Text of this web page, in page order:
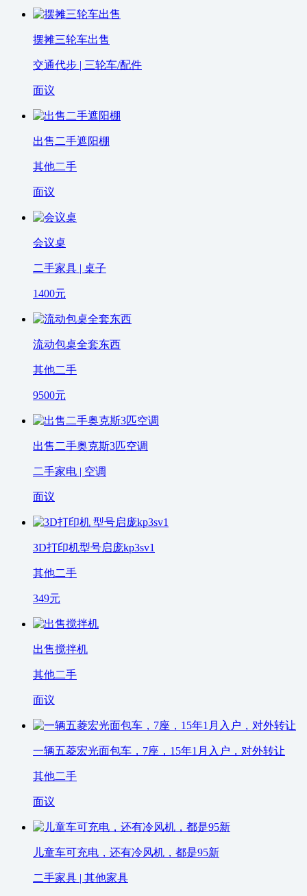
摆摊三轮车出售
交通代步 | 三轮车/配件
面议
出售二手遮阳棚
其他二手
面议
会议桌
二手家具 | 桌子
1400元
流动包桌全套东西
其他二手
9500元
出售二手奥克斯3匹空调
二手家电 | 空调
面议
3D打印机型号启庞kp3sv1
其他二手
349元
出售搅拌机
其他二手
面议
一辆五菱宏光面包车，7座，15年1月入户，对外转让
其他二手
面议
儿童车可充电，还有冷风机，都是95新
二手家具 | 其他家具